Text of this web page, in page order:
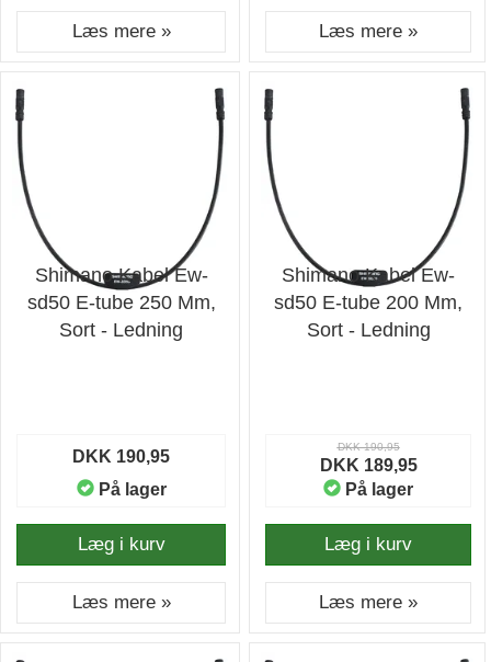
Læs mere » Læs mere »
Shimano Kabel Ew-
sd50 E-tube 250 Mm,
Sort - Ledning
DKK 190,95
På lager
Læg i kurv
Læs mere »
Shimano Kabel Ew-
sd50 E-tube 200 Mm,
Sort - Ledning
DKK 190,95
DKK 189,95
På lager
Læg i kurv
Læs mere »